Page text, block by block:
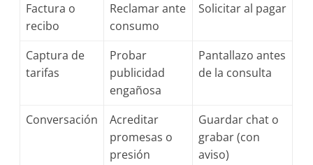
Factura o
recibo
Reclamar ante
consumo
Solicitar al pagar
Captura de
tarifas
Probar
publicidad
engañosa
Pantallazo antes
de la consulta
Conversación
Acreditar
promesas o
presión
Guardar chat o
grabar (con
aviso)